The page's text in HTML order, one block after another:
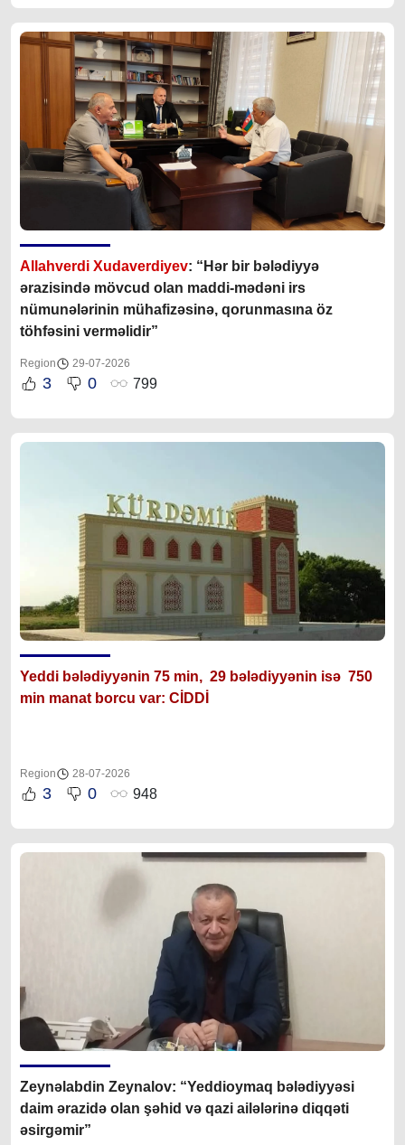
Allahverdi Xudaverdiyev: “Hər bir bələdiyyə
ərazisində mövcud olan maddi-mədəni irs
nümunələrinin mühafizəsinə, qorunmasına öz
töhfəsini verməlidir”
Region 29-07-2026
3 0 799
Yeddi bələdiyyənin 75 min, 29 bələdiyyənin isə 750
min manat borcu var: CİDDİ
Region 28-07-2026
3 0 948
Zeynəlabdin Zeynalov: “Yeddioymaq bələdiyyəsi
daim ərazidə olan şəhid və qazi ailələrinə diqqəti
əsirgəmir”